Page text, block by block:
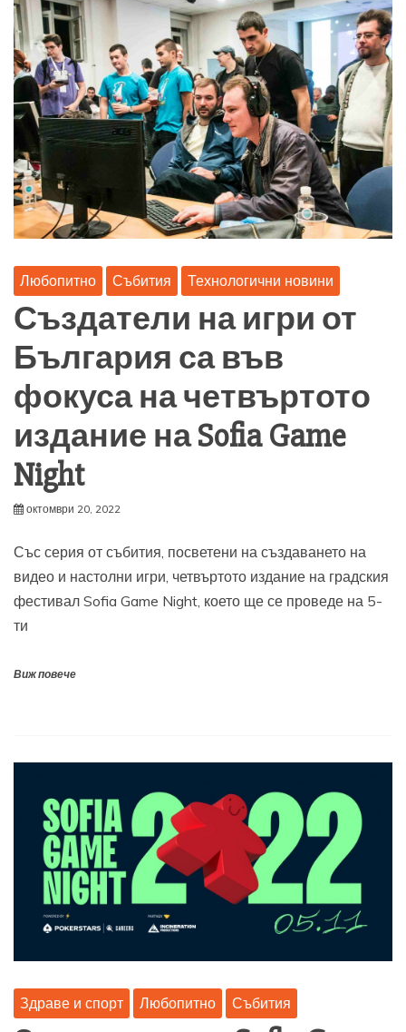
Любопитно Събития Технологични новини
Създатели на игри от
България са във
фокуса на четвъртото
издание на Sofia Game
Night
октомври 20, 2022
Със серия от събития, посветени на създаването на
видео и настолни игри, четвъртото издание на градския
фестивал Sofia Game Night, което ще се проведе на 5-
ти
Виж повече
Здраве и спорт Любопитно Събития